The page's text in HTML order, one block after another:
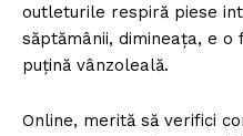
outleturile respiră piese
săptămânii, dimineața, e
puțină vânzoleală.
Online, merită să verifici